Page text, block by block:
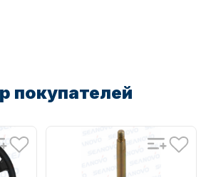
покупателей